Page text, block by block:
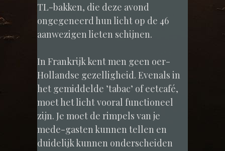
TL-bakken, die deze avond
ongegeneerd hun licht op de 46
aanwezigen lieten schijnen.
In Frankrijk kent men geen oer-
Hollandse gezelligheid. Evenals in
het gemiddelde ’tabac’ of eetcafé,
moet het licht vooral functioneel
zijn. Je moet de rimpels van je
mede-gasten kunnen tellen en
duidelijk kunnen onderscheiden